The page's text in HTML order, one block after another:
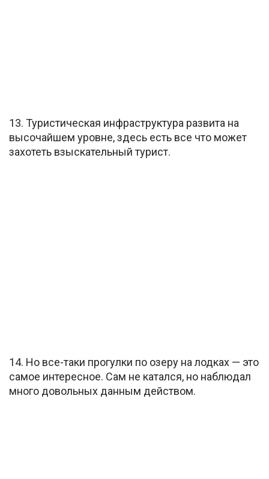
13. Туристическая инфраструктура развита на
высочайшем уровне, здесь есть все что может
захотеть взыскательный турист.
14. Но все-таки прогулки по озеру на лодках — это
самое интересное. Сам не катался, но наблюдал
много довольных данным действом.